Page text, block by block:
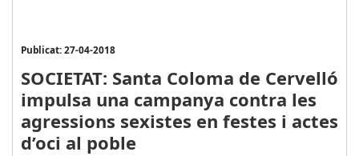
Publicat: 27-04-2018
SOCIETAT: Santa Coloma de Cervelló
impulsa una campanya contra les
agressions sexistes en festes i actes
d’oci al poble